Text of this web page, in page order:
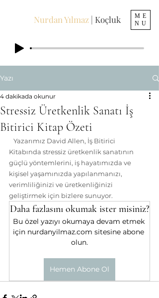
ME
NU
Nurdan Yılmaz | Koçluk
Yazı
Stressiz Üretkenlik Sanatı İş
Bitirici Kitap Özeti
4 dakikada okunur
Kitabında stressiz üretkenlik sanatının
güçlü yöntemlerini, iş hayatımızda ve
kişisel yaşamınızda yapılanmanızı,
verimliliğinizi ve üretkenliğinizi
geliştirmek için bizlere sunuyor.
Daha fazlasını okumak ister misiniz?
Bu özel yazıyı okumaya devam etmek
için nurdanyilmaz.com sitesine abone
olun.
Hemen Abone Ol